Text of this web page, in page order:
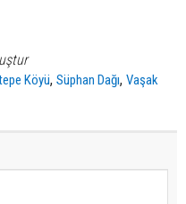
Köyü,Süphan Dağı,Vaşak